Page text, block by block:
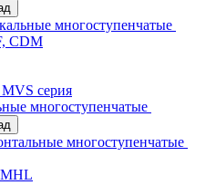
многоступенчатые
CDM
серия
многоступенчатые
многоступенчатые